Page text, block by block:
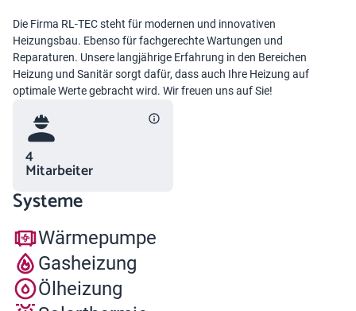
Die Firma RL-TEC steht für modernen und innovativen
Heizungsbau. Ebenso für fachgerechte Wartungen und
Reparaturen. Unsere langjährige Erfahrung in den Bereichen
Heizung und Sanitär sorgt dafür, dass auch Ihre Heizung auf
optimale Werte gebracht wird. Wir freuen uns auf Sie!
4
Mitarbeiter
Systeme
Wärmepumpe
Gasheizung
Ölheizung